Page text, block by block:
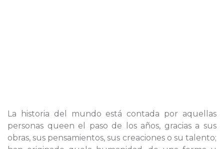
La historia del mundo está contada por aquellas
personas queen el paso de los años, gracias a sus
obras, sus pensamientos, sus creaciones o su talento;